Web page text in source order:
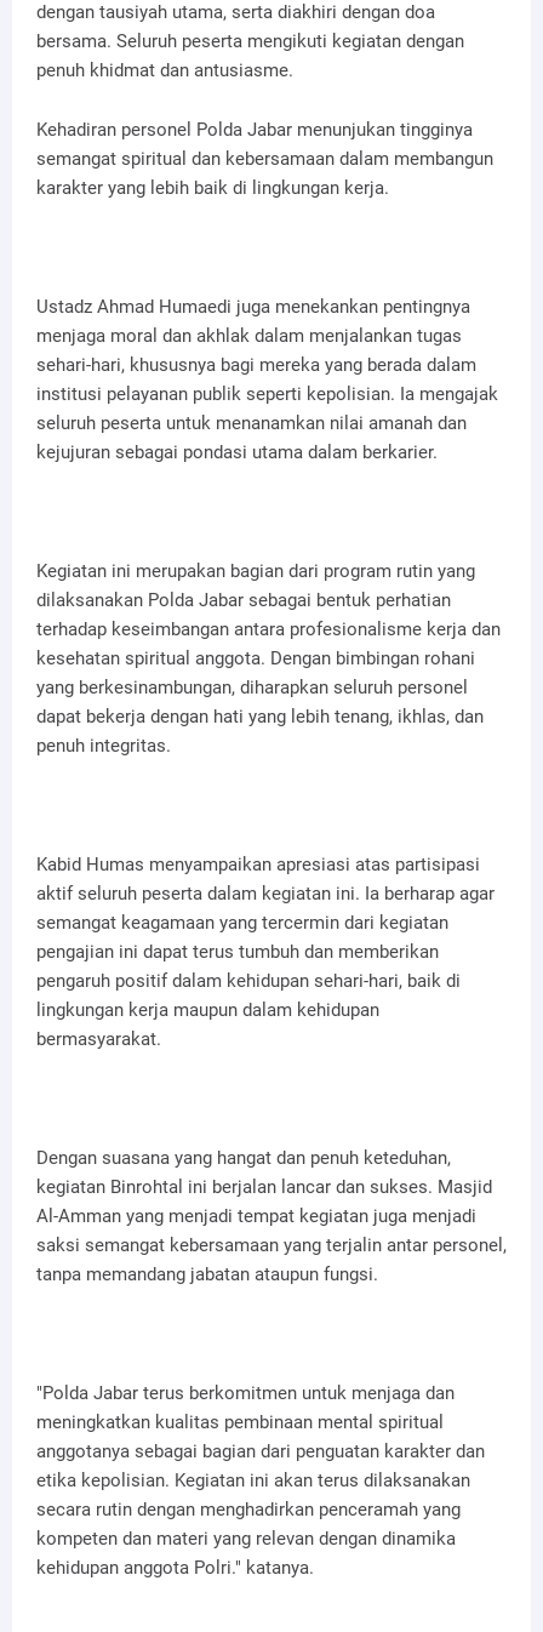
dengan tausiyah utama, serta diakhiri dengan doa
bersama. Seluruh peserta mengikuti kegiatan dengan
penuh khidmat dan antusiasme.
Kehadiran personel Polda Jabar menunjukan tingginya
semangat spiritual dan kebersamaan dalam membangun
karakter yang lebih baik di lingkungan kerja.
Ustadz Ahmad Humaedi juga menekankan pentingnya
menjaga moral dan akhlak dalam menjalankan tugas
sehari-hari, khususnya bagi mereka yang berada dalam
institusi pelayanan publik seperti kepolisian. Ia mengajak
seluruh peserta untuk menanamkan nilai amanah dan
kejujuran sebagai pondasi utama dalam berkarier.
Kegiatan ini merupakan bagian dari program rutin yang
dilaksanakan Polda Jabar sebagai bentuk perhatian
terhadap keseimbangan antara profesionalisme kerja dan
kesehatan spiritual anggota. Dengan bimbingan rohani
yang berkesinambungan, diharapkan seluruh personel
dapat bekerja dengan hati yang lebih tenang, ikhlas, dan
penuh integritas.
Kabid Humas menyampaikan apresiasi atas partisipasi
aktif seluruh peserta dalam kegiatan ini. Ia berharap agar
semangat keagamaan yang tercermin dari kegiatan
pengajian ini dapat terus tumbuh dan memberikan
pengaruh positif dalam kehidupan sehari-hari, baik di
lingkungan kerja maupun dalam kehidupan
bermasyarakat.
Dengan suasana yang hangat dan penuh keteduhan,
kegiatan Binrohtal ini berjalan lancar dan sukses. Masjid
Al-Amman yang menjadi tempat kegiatan juga menjadi
saksi semangat kebersamaan yang terjalin antar personel,
tanpa memandang jabatan ataupun fungsi.
"Polda Jabar terus berkomitmen untuk menjaga dan
meningkatkan kualitas pembinaan mental spiritual
anggotanya sebagai bagian dari penguatan karakter dan
etika kepolisian. Kegiatan ini akan terus dilaksanakan
secara rutin dengan menghadirkan penceramah yang
kompeten dan materi yang relevan dengan dinamika
kehidupan anggota Polri." katanya.